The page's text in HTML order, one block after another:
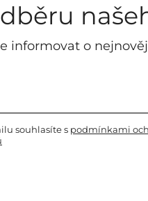
informovat o
souhlasíte s podmínkami